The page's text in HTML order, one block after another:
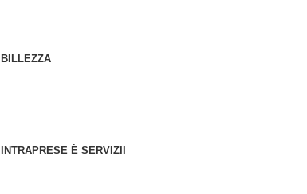
BILLEZZA
INTRAPRESE È SERVIZII